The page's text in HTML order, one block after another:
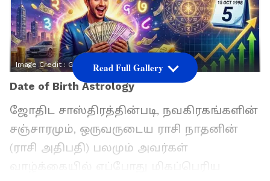
Image Credit : Gemini AI
Date of Birth Astrology
ஜோதிட சாஸ்திரத்தின்படி, நவகிரகங்களின்
சஞ்சாரமும், ஒருவருடைய ராசி நாதனின்
(ராசி அதிபதி) பலமும் அவர்கள்
Read Full Gallery